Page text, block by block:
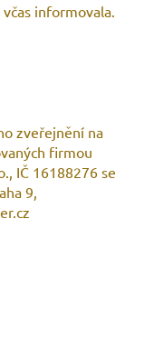
informovala.
zveřejnění na
firmou
IČ 16188276 se
9,